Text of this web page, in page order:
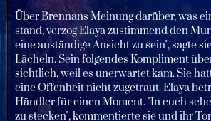
Über Brennans Meinung darüber, was
stand, verzog Elaya zustimmend den
eine anständige Ansicht zu sein", sagte
Lächeln. Sein folgendes Kompliment
sichtlich, weil es unerwartet kam. Sie
eine Offenheit nicht zugetraut. Elaya
Händler für einen Moment. "In euch
zu stecken", kommentierte sie und ihr